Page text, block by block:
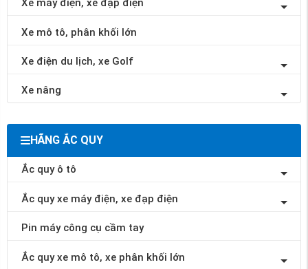
Xe máy điện, xe đạp điện
Xe mô tô, phân khối lớn
Xe điện du lịch, xe Golf
Xe nâng
HÃNG ẮC QUY
Ắc quy ô tô
Ắc quy xe máy điện, xe đạp điện
Pin máy công cụ cầm tay
Ắc quy xe mô tô, xe phân khối lớn